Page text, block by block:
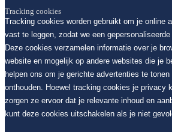
Tracking cookies
Tracking cookies worden gebruikt om je online
vast te leggen, zodat we een gepersonaliseerde
Deze cookies verzamelen informatie over je
website en mogelijk op andere websites die je
helpen ons om je gerichte advertenties te
onthouden. Hoewel tracking cookies je privacy
zorgen ze ervoor dat je relevante inhoud en
kunt deze cookies uitschakelen als je niet